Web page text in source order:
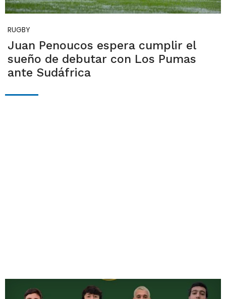
RUGBY
Juan Penoucos espera cumplir el
sueño de debutar con Los Pumas
ante Sudáfrica